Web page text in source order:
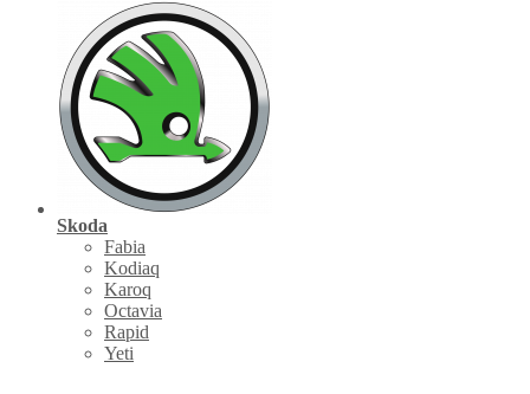
Skoda
Fabia
Kodiaq
Karoq
Octavia
Rapid
Yeti